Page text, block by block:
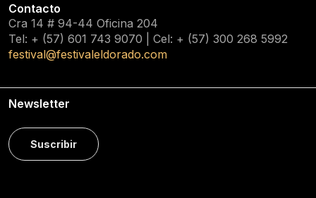
Contacto
Cra 14 # 94-44 Oficina 204
Tel: + (57) 601 743 9070 | Cel: + (57) 300 268 5992
festival@festivaleldorado.com
Newsletter
Suscribir